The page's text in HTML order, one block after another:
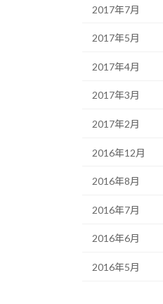
2017年7月
2017年5月
2017年4月
2017年3月
2017年2月
2016年12月
2016年8月
2016年7月
2016年6月
2016年5月